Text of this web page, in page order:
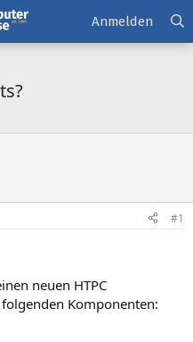
Anmelden
#1
neuen HTPC
Komponenten: